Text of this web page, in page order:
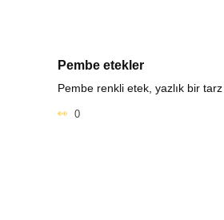
Pembe etekler
Pembe renkli etek, yazlık bir
0